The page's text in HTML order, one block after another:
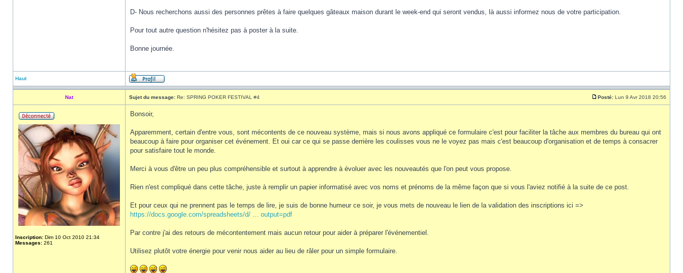
D- Nous recherchons aussi des personnes prêtes à faire quelques gâteaux maison durant le week-end qui seront vendus, là aussi informez nous de votre participation.
Pour tout autre question n'hésitez pas à poster à la suite.
Bonne journée.
Haut
Nat Sujet du message: Re: SPRING POKER FESTIVAL #4 Posté: Lun 9 Avr 2018 20:56
Inscription: Dim 10 Oct 2010 21:34
Messages: 261
Bonsoir,
Apparemment, certain d'entre vous, sont mécontents de ce nouveau système, mais si nous avons appliqué ce formulaire c'est pour faciliter la tâche aux membres du bureau qui ont
beaucoup à faire pour organiser cet événement. Et oui car ce qui se passe derrière les coulisses vous ne le voyez pas mais c'est beaucoup d'organisation et de temps à consacrer
pour satisfaire tout le monde.
Merci à vous d'être un peu plus compréhensible et surtout à apprendre à évoluer avec les nouveautés que l'on peut vous propose.
Rien n'est compliqué dans cette tâche, juste à remplir un papier informatisé avec vos noms et prénoms de la même façon que si vous l'aviez notifié à la suite de ce post.
Et pour ceux qui ne prennent pas le temps de lire, je suis de bonne humeur ce soir, je vous mets de nouveau le lien de la validation des inscriptions ici =>
https://docs.google.com/spreadsheets/d/ ... output=pdf
Par contre j'ai des retours de mécontentement mais aucun retour pour aider à préparer l'événementiel.
Utilisez plutôt votre énergie pour venir nous aider au lieu de râler pour un simple formulaire.